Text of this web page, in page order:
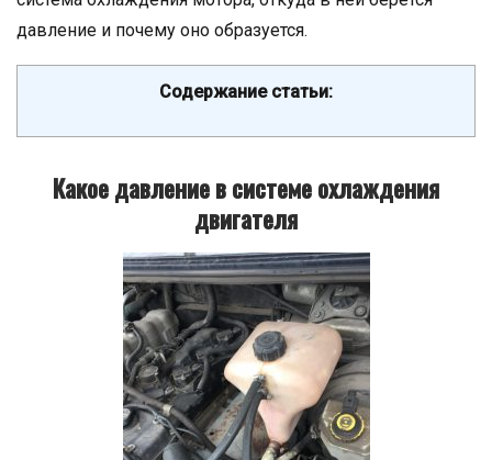
давление и почему оно образуется.
Содержание статьи:
Какое давление в системе охлаждения
двигателя